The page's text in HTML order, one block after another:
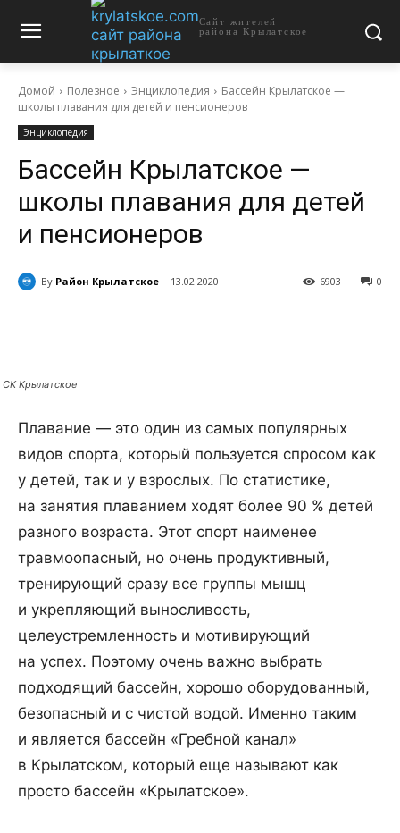
Сайт жителей
района Крылатское
Домой Полезное Энциклопедия
Бассейн Крылатское —
школы плавания для детей и пенсионеров
Энциклопедия
Бассейн Крылатское —
школы плавания для детей
и пенсионеров
By Район Крылатское 13.02.2020 0
6903
СК Крылатское
Плавание — это один из самых популярных
видов спорта, который пользуется спросом как
у детей, так и у взрослых. По статистике,
на занятия плаванием ходят более 90 % детей
разного возраста. Этот спорт наименее
травмоопасный, но очень продуктивный,
тренирующий сразу все группы мышц
и укрепляющий выносливость,
целеустремленность и мотивирующий
на успех. Поэтому очень важно выбрать
подходящий бассейн, хорошо оборудованный,
безопасный и с чистой водой. Именно таким
и является бассейн «Гребной канал»
в Крылатском, который еще называют как
просто бассейн «Крылатское».